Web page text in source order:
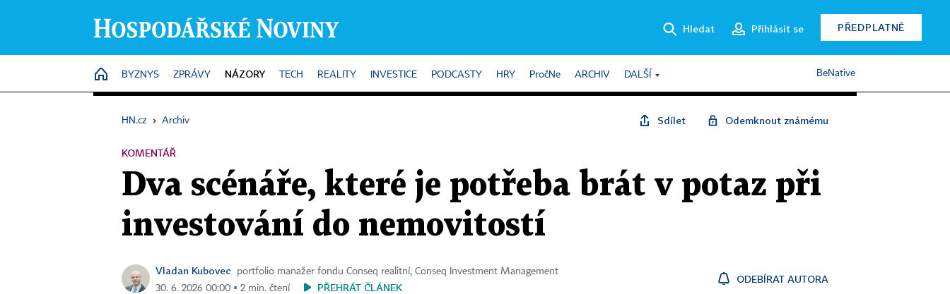
Hledat Přihlásit se PŘEDPLATNÉ
HOME
BYZNYS ZPRÁVY NÁZORY TECH REALITY INVESTICE PODCASTY HRY PročNe ARCHIV DALŠÍ BeNative
HN.cz › Archiv Sdílet Odemknout známému
KOMENTÁŘ
Dva scénáře, které je potřeba brát v potaz při
investování do nemovitostí
Vladan Kubovec
portfolio manažer fondu Conseq realitní, Conseq Investment Management
30. 6. 2026 00:00 ▪ 2 min. čtení
PŘEHRÁT ČLÁNEK
ODEBÍRAT AUTORA